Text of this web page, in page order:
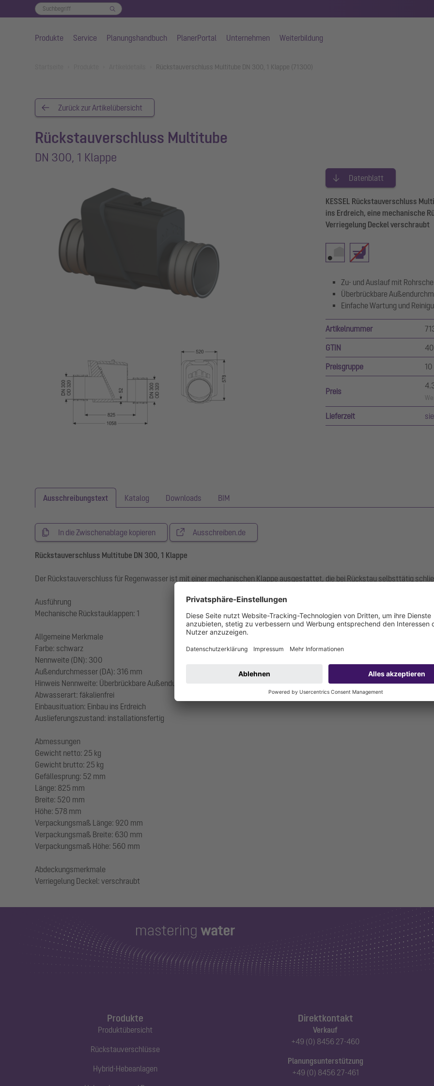
Produkte Service Planungshandbuch PlanerPortal Unternehmen Weiterbildung
Rückstauverschluss Multitube DN 300, 1 Klappe (71300)
Zurück zur Artikelübersicht
Rückstauverschluss Multitube
DN 300, 1 Klappe
Datenblatt
KESSEL Rückstauverschluss
ins Erdreich, eine mechanische
Verriegelung Deckel verschraubt
Zu- und Auslauf mit
Überbrückbare
Einfache Wartung und
Artikelnummer
GTIN
Preisgruppe 10
Preis
Lieferzeit
Ausschreibungstext Katalog Downloads BIM
In die Zwischenablage kopieren Ausschreiben.de
Rückstauverschluss Multitube DN 300, 1 Klappe
Der Rückstauverschluss für Regenwasser ist mit einer mechanischen Klappe ausgestattet, die bei Rückstau selbsttätig
Ausführung
Mechanische Rückstauklappen: 1
Allgemeine Merkmale
Farbe: schwarz
Nennweite (DN): 300
Außendurchmesser (DA): 316 mm
Hinweis Nennweite: Überbrückbare Außendurchmesser von Rohrschellen: 310 - 335 mm
Abwasserart: fäkalienfrei
Einbausituation: Einbau ins Erdreich
Auslieferungszustand: installationsfertig
Abmessungen
Gewicht netto: 25 kg
Gewicht brutto: 25 kg
Gefällesprung: 52 mm
Länge: 825 mm
Breite: 520 mm
Höhe: 578 mm
Verpackungsmaß Länge: 920 mm
Verpackungsmaß Breite: 630 mm
Verpackungsmaß Höhe: 560 mm
Abdeckungsmerkmale
Produkte
Produktübersicht
Rückstauverschlüsse
Hybrid-Hebeanlagen
Direktkontakt
Verkauf
+49 (0) 8456 27-460
Planungsunterstützung
+49 (0) 8456 27-461